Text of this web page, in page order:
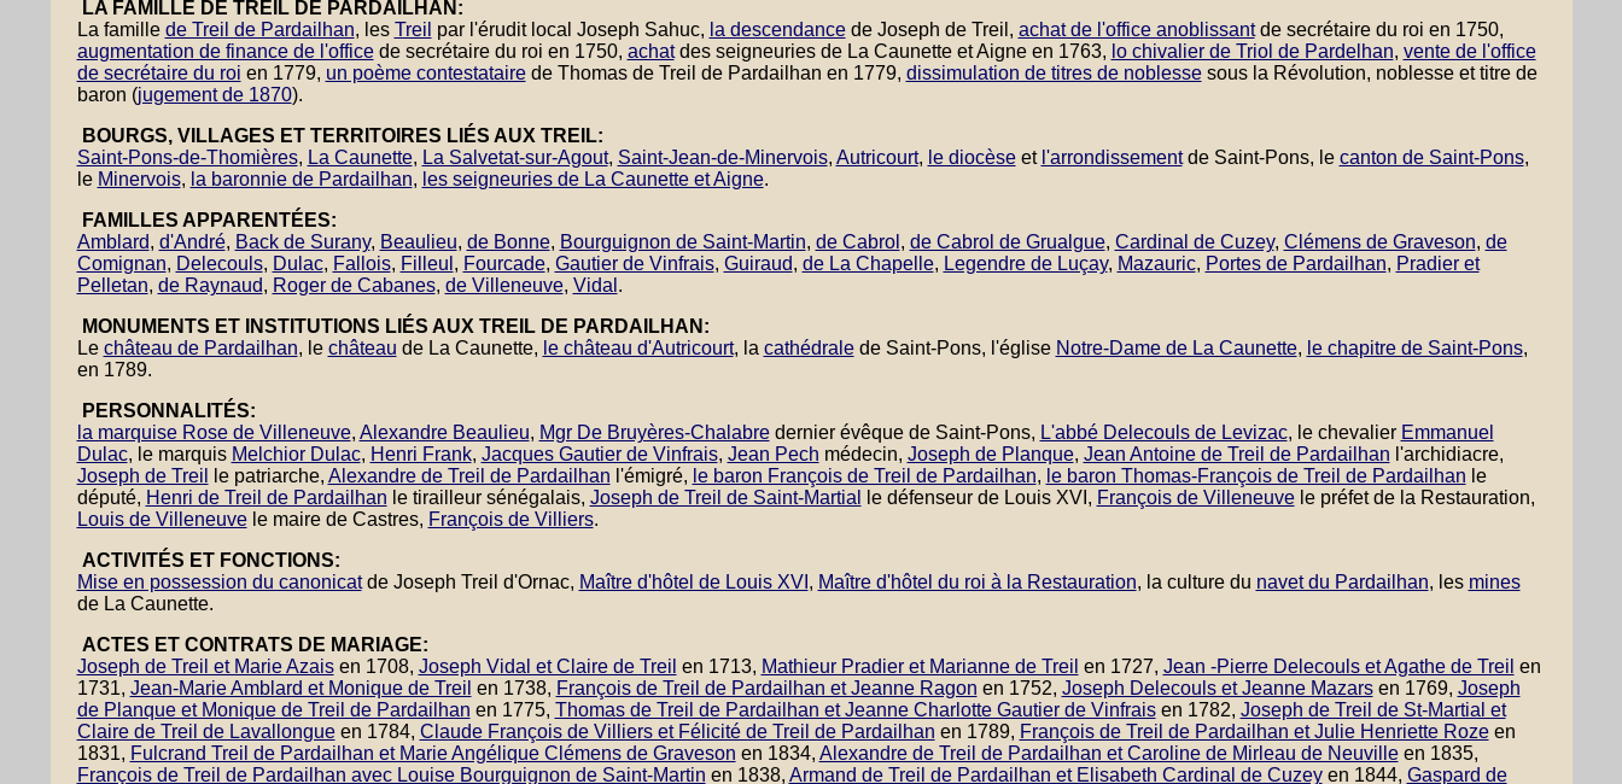
LA FAMILLE DE TREIL DE PARDAILHAN:
La famille de Treil de Pardailhan, les Treil par l'érudit local Joseph Sahuc, la descendancede Joseph de Treil, achat de l'office anoblissantde secrétaire du roi en 1750,
augmentation de finance de l'officede secrétaire du roi en 1750, achatdes seigneuries de La Caunette et Aigne en 1763, lo chivalier de Triol de Pardelhan, vente de l'office
de secrétaire du roi en 1779, un poème contestatairede Thomas de Treil de Pardailhan en 1779, dissimulation de titres de noblessesous la Révolution, noblesse et titre de
baron (jugement de 1870).
BOURGS, VILLAGES ET TERRITOIRES LIÉS AUX TREIL:
Saint-Pons-de-Thomières, La Caunette, La Salvetat-sur-Agout, Saint-Jean-de-Minervois, Autricourt, le diocèseet l'arrondissementde Saint-Pons, le canton de Saint-Pons,
le Minervois, la baronnie de Pardailhan, les seigneuries de La Caunette et Aigne.
FAMILLES APPARENTÉES:
Amblard, d'André, Back de Surany, Beaulieu, de Bonne, Bourguignon de Saint-Martin, de Cabrol , de Cabrol de Grualgue, Cardinal de Cuzey, Clémens de Graveson, de
Comignan, Delecouls, Dulac, Fallois, Filleul , Fourcade, Gautier de Vinfrais, Guiraud, de La Chapelle, Legendre de Luçay, Mazauric, Portes de Pardailhan, Pradier et
Pelletan, de Raynaud, Roger de Cabanes, de Villeneuve, Vidal .
MONUMENTS ET INSTITUTIONS LIÉS AUX TREIL DE PARDAILHAN:
Le château de Pardailhan, le château de La Caunette, le château d'Autricourt, la cathédralede Saint-Pons, l'église Notre-Dame de La Caunette, le chapitre de Saint-Pons,
en 1789.
PERSONNALITÉS:
la marquise Rose de Villeneuve, Alexandre Beaulieu, Mgr De Bruyères-Chalabredernier évêque de Saint-Pons, L'abbé Delecouls de Levizac, le chevalier Emmanuel
Dulac, le marquis Melchior Dulac, Henri Frank, Jacques Gautier de Vinfrais, Jean Pech médecin, Joseph de Planque, Jean Antoine de Treil de Pardailhan l'archidiacre,
Joseph de Treil
le patriarche, Alexandre de Treil de Pardailhan l'émigré, le baron François de Treil de Pardailhan, le baron Thomas-François de Treil de Pardailhan le
député, Henri de Treil de Pardailhan le tirailleur sénégalais, Joseph de Treil de Saint-Martial le défenseur de Louis XVI, François de Villeneuvele préfet de la Restauration,
Louis de Villeneuvele maire de Castres, François de Villiers.
ACTIVITÉS ET FONCTIONS:
Mise en possession du canonicatde Joseph Treil d'Ornac, Maître d'hôtel de Louis XVI , Maître d'hôtel du roi à la Restauration, la culture du navet du Pardailhan, les mines
de La Caunette.
ACTES ET CONTRATS DE MARIAGE:
Joseph de Treil et Marie Azaisen 1708, Joseph Vidal et Claire de Treil en 1713, Mathieur Pradier et Marianne de Treil en 1727, Jean -Pierre Delecouls et Agathe de Treil en
1731, Jean-Marie Amblard et Monique de Treil en 1738, François de Treil de Pardailhan et Jeanne Ragon en 1752, Joseph Delecouls et Jeanne Mazarsen 1769, Joseph
de Planque et Monique de Treil de Pardailhan en 1775, Thomas de Treil de Pardailhan et Jeanne Charlotte Gautier de Vinfraisen 1782, Joseph de Treil de St-Martial et
Claire de Treil de Lavallongueen 1784, Claude François de Villiers et Félicité de Treil de Pardailhan en 1789, François de Treil de Pardailhan et Julie Henriette Rozeen
1831, Fulcrand Treil de Pardailhan et Marie Angélique Clémens de Graveson en 1834, Alexandre de Treil de Pardailhan et Caroline de Mirleau de Neuvilleen 1835,
François de Treil de Pardailhan avec Louise Bourguignon de Saint-Martin en 1838, Armand de Treil de Pardailhan et Elisabeth Cardinal de Cuzeyen 1844, Gaspard de